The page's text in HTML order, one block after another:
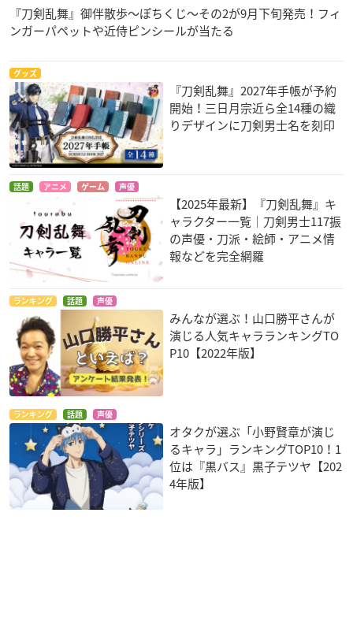
『刀剣乱舞』御伴散歩～ぽちくじ～その2が9月下旬発売！フィ
ンガーパペットや近侍ピンシールが当たる
グッズ
『刀剣乱舞』2027年手帳が予約
開始！三日月宗近ら全14種の織
りデザインに刀剣男士名を刻印
話題 アニメ ゲーム 声優
【2025年最新】『刀剣乱舞』キ
ャラクター一覧｜刀剣男士117振
の声優・刀派・絵師・アニメ情
報などを完全網羅
ランキング 話題 声優
みんなが選ぶ！山口勝平さんが
演じる人気キャラランキングTO
P10【2022年版】
ランキング 話題 声優
オタクが選ぶ「小野賢章が演じ
るキャラ」ランキングTOP10！1
位は『黒バス』黒子テツヤ【202
4年版】